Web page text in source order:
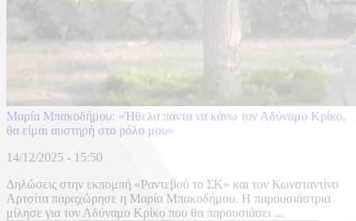
Μαρία Μπακοδήμου: «Ήθελα πάντα να κάνω τον Αδύναμο Κρίκο,
θα είμαι αυστηρή στο ρόλο μου»
14/12/2025 - 15:50
Δηλώσεις στην εκπομπή «Ραντεβού το ΣΚ» και τον Κωνσταντίνο
Αρτσίτα παραχώρησε η Μαρία Μπακοδήμου. Η παρουσιάστρια
μίλησε για τον Αδύναμο Κρίκο που θα παρουσιάσει ...